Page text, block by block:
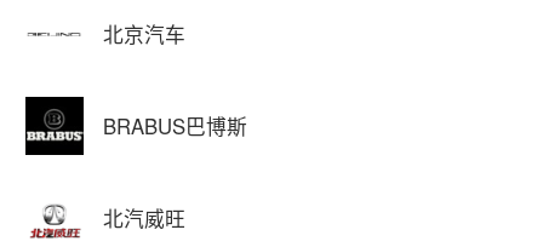
北京汽车
BRABUS巴博斯
北汽威旺